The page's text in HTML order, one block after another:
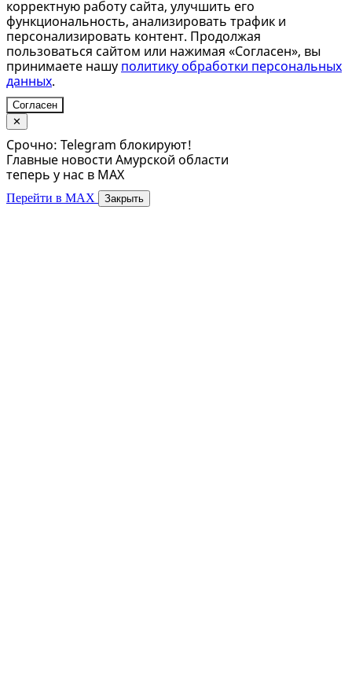
корректную работу сайта, улучшить его
функциональность, анализировать трафик и
персонализировать контент. Продолжая
пользоваться сайтом или нажимая «Согласен», вы
принимаете нашу политику обработки персональных
данных.
Согласен
✕
Срочно: Telegram блокируют!
Главные новости Амурской области
теперь у нас в MAX
Перейти в MAX Закрыть